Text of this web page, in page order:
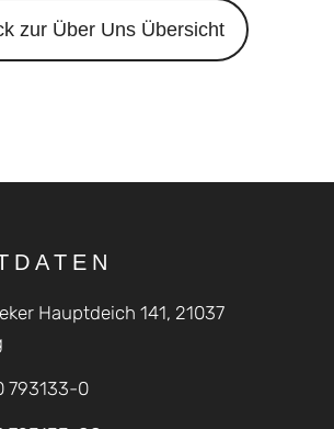
zur Über Uns Übersicht
Hauptdeich 141, 21037
793133-0